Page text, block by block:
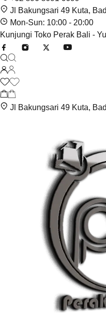
Jl Bakungsari 49 Kuta,
Mon-Sun: 10:00 - 20:00
Kunjungi Toko Perak Bali -
Jl Bakungsari 49 Kuta,